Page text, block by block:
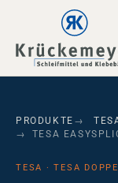
Skip to main
Skip to main
Skip to page footer
PRODUKTE
TESA
TESA · TESA